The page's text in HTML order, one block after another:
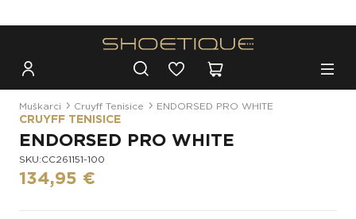
Muškarci Cruyff Tenisice ENDORSED PRO WHITE
CRUYFF TENISICE
ENDORSED PRO WHITE
SKU:CC261151-100
134,95 €